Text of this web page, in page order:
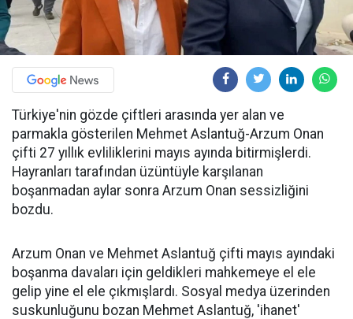
Türkiye'nin gözde çiftleri arasında yer alan ve
parmakla gösterilen Mehmet Aslantuğ-Arzum Onan
çifti 27 yıllık evliliklerini mayıs ayında bitirmişlerdi.
Hayranları tarafından üzüntüyle karşılanan
boşanmadan aylar sonra Arzum Onan sessizliğini
bozdu.
Arzum Onan ve Mehmet Aslantuğ çifti mayıs ayındaki
boşanma davaları için geldikleri mahkemeye el ele
gelip yine el ele çıkmışlardı. Sosyal medya üzerinden
suskunluğunu bozan Mehmet Aslantuğ, 'ihanet'